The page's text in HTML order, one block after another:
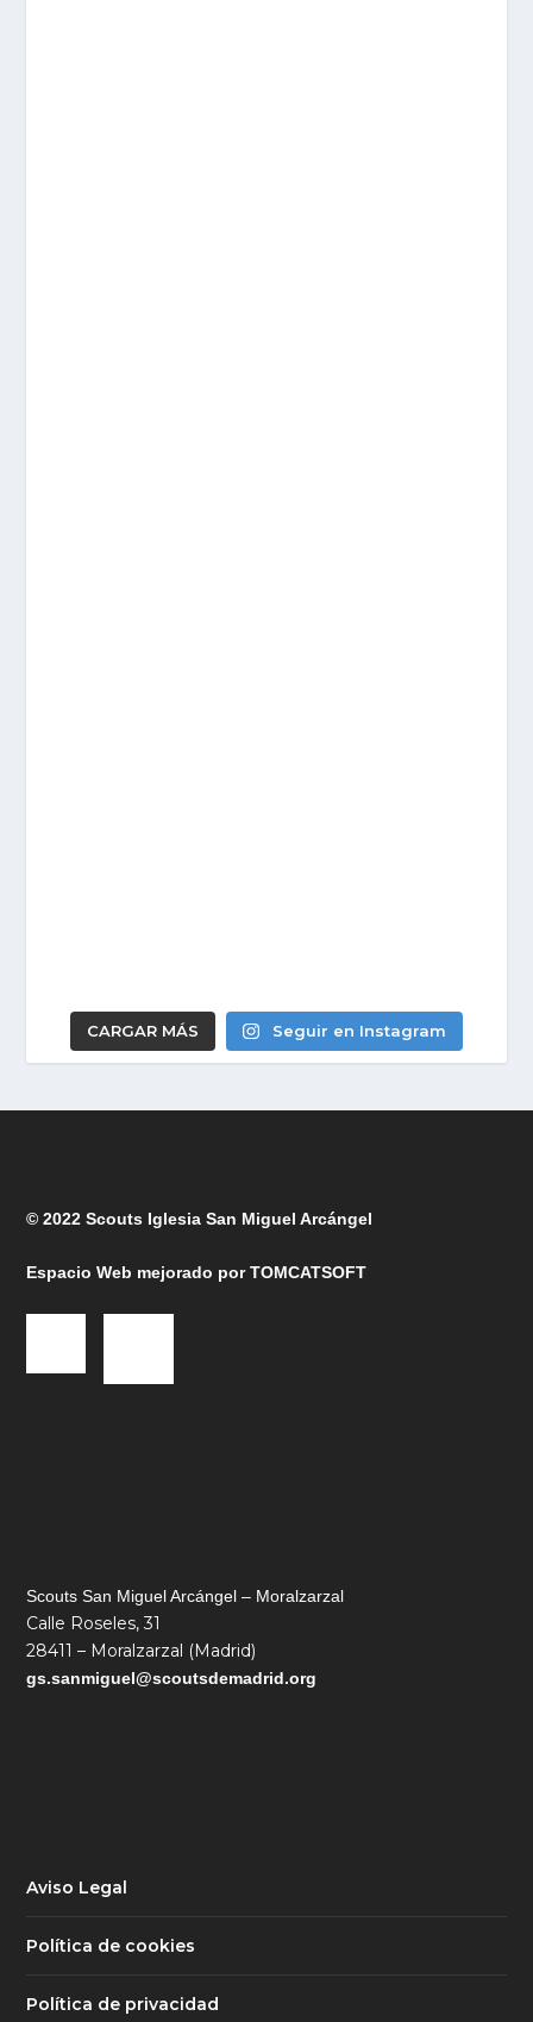
CARGAR MÁS Seguir en Instagram
© 2022 Scouts Iglesia San Miguel Arcángel
Espacio Web mejorado porTOMCATSOFT
Scouts San Miguel Arcángel – Moralzarzal
Calle Roseles, 31
28411 – Moralzarzal (Madrid)
gs.sanmiguel@scoutsdemadrid.org
Aviso Legal
Política de cookies
Política de privacidad